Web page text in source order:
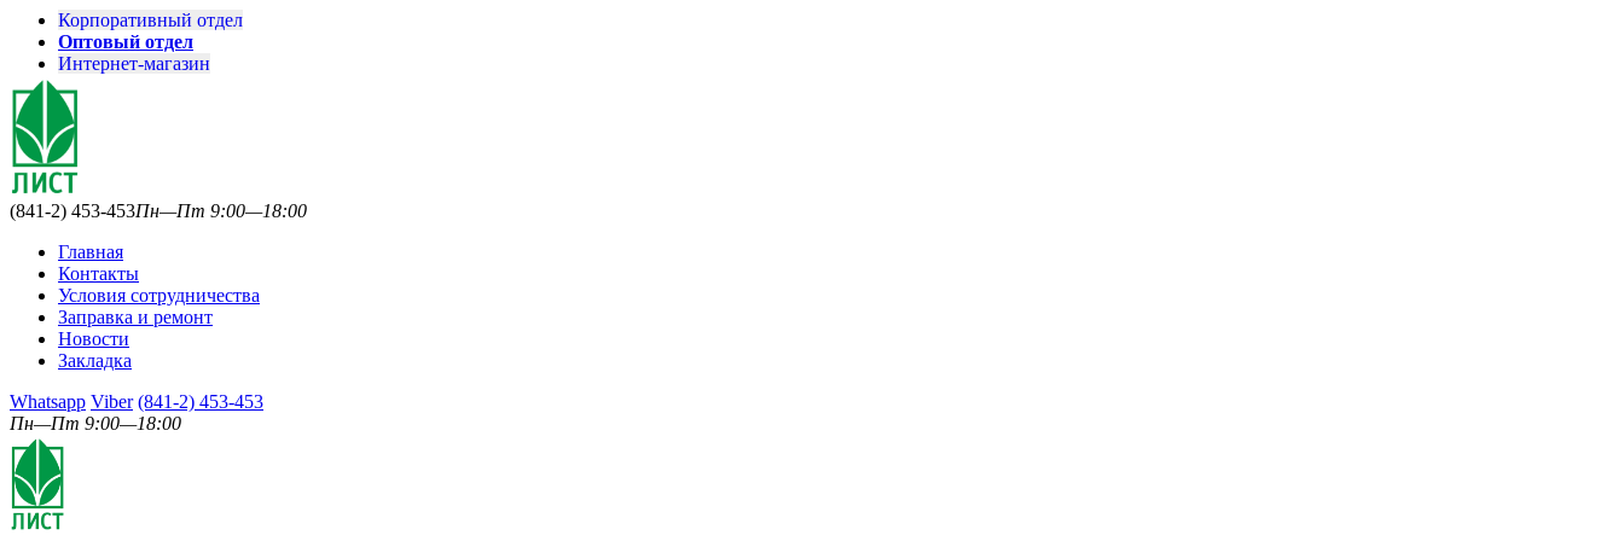
Корпоративный отдел
Оптовый отдел
Интернет-магазин
(841-2) 453-453Пн—Пт 9:00—18:00
Главная
Контакты
Условия сотрудничества
Заправка и ремонт
Новости
Закладка
Whatsapp Viber (841-2) 453-453
Пн—Пт 9:00—18:00